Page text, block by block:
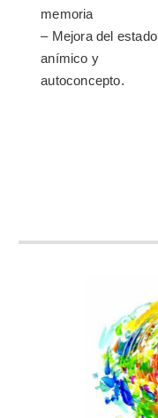
memoria
– Mejora del estado
anímico y
autoconcepto.